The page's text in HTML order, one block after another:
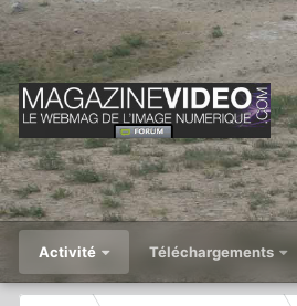
Activité Téléchargements